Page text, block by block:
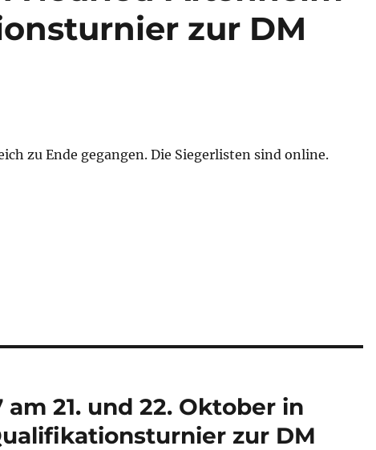
zur DM
zu Ende gegangen. Die Siegerlisten sind online.
21. und 22. Oktober in
zur DM